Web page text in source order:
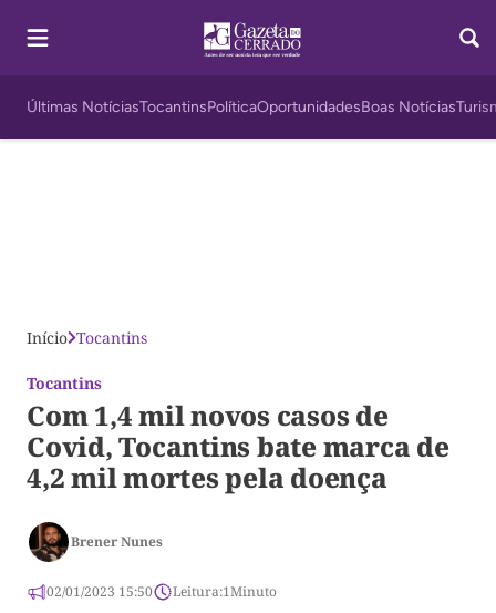
Últimas NotíciasTocantinsPolíticaOportunidadesBoas Notícias
Início Tocantins
Tocantins
Com 1,4 mil novos casos de
Covid, Tocantins bate marca de
4,2 mil mortes pela doença
Brener Nunes
02/01/2023 15:50 Leitura:1Minuto